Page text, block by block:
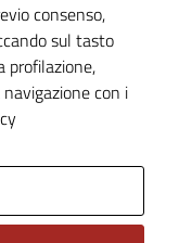
consenso,
sul tasto
profilazione,
con i